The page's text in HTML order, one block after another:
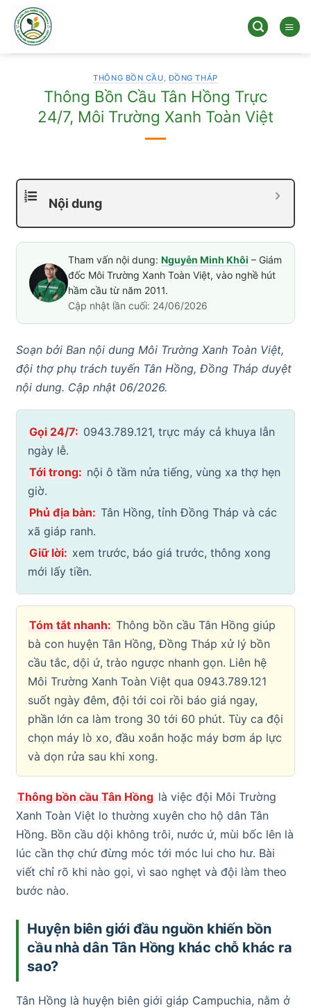
qua
dung
THÔNG BỒN CẦU,ĐỒNG THÁP
Thông Bồn Cầu Tân Hồng Trực
24/7, Môi Trường Xanh Toàn Việt
Nội dung
Tham vấn nội dung: Nguyễn Minh Khôi – Giám
đốc Môi Trường Xanh Toàn Việt, vào nghề hút
hầm cầu từ năm 2011.
Cập nhật lần cuối: 24/06/2026
Soạn bởi Ban nội dung Môi Trường Xanh Toàn Việt,
đội thợ phụ trách tuyến Tân Hồng, Đồng Tháp duyệt
nội dung. Cập nhật 06/2026.
Gọi 24/7: 0943.789.121, trực máy cả khuya lẫn
ngày lễ.
Tới trong: nội ô tầm nửa tiếng, vùng xa thợ hẹn
giờ.
Phủ địa bàn: Tân Hồng, tỉnh Đồng Tháp và các
xã giáp ranh.
Giữ lời: xem trước, báo giá trước, thông xong
mới lấy tiền.
Tóm tắt nhanh: Thông bồn cầu Tân Hồng giúp
bà con huyện Tân Hồng, Đồng Tháp xử lý bồn
cầu tắc, dội ứ, trào ngược nhanh gọn. Liên hệ
Môi Trường Xanh Toàn Việt qua 0943.789.121
suốt ngày đêm, đội tới coi rồi báo giá ngay,
phần lớn ca làm trong 30 tới 60 phút. Tùy ca đội
chọn máy lò xo, đầu xoắn hoặc máy bơm áp lực
và dọn rửa sau khi xong.
Thông bồn cầu Tân Hồng là việc đội Môi Trường
Xanh Toàn Việt lo thường xuyên cho hộ dân Tân
Hồng. Bồn cầu dội không trôi, nước ứ, mùi bốc lên là
lúc cần thợ chứ đừng móc tới móc lui cho hư. Bài
viết chỉ rõ khi nào gọi, vì sao nghẹt và đội làm theo
bước nào.
Huyện biên giới đầu nguồn khiến bồn
cầu nhà dân Tân Hồng khác chỗ khác ra
sao?
Tân Hồng là huyện biên giới giáp Campuchia, nằm ở